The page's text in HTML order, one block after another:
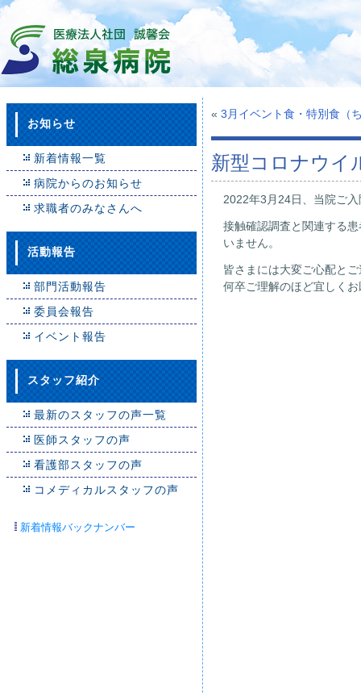
お知らせ
新着情報一覧
病院からのお知らせ
求職者のみなさんへ
活動報告
部門活動報告
委員会報告
イベント報告
スタッフ紹介
最新のスタッフの声一覧
医師スタッフの声
看護部スタッフの声
コメディカルスタッフの声
新着情報バックナンバー
« 3月イベント食・特別食（
新型コロナウイ
2022年3月24日、当院ご
接触確認調査と関連する
いません。
皆さまには大変ご心配と
何卒ご理解のほど宜しく